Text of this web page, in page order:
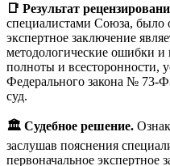
📑 Результат
специалистами Союза, было
экспертное заключение
методологические ошибки и
полноты и всесторонности,
Федерального закона № 73-
суд.
🏛️ Судебное решение.
заслушав пояснения
первоначальное